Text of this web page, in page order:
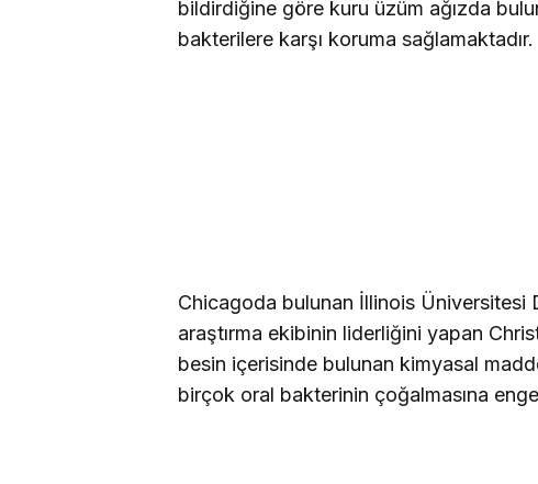
bildirdiğine göre kuru üzüm ağızda
bakterilere karşı koruma sağlamaktadır.
Chicagoda bulunan İllinois
araştırma ekibinin liderliğini yapan
besin içerisinde bulunan kimyasal
birçok oral bakterinin çoğalmasına